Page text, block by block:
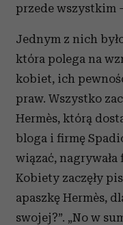
przede wszystkim
Jednym z nich
która polega na
kobiet, ich
praw. Wszystko
Hermès, którą
bloga i firmę
wiązać,
Kobiety zaczęły
apaszkę Hermès,
swojej?”. „No w